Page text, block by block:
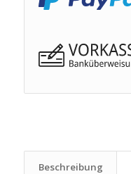
Beschreibung